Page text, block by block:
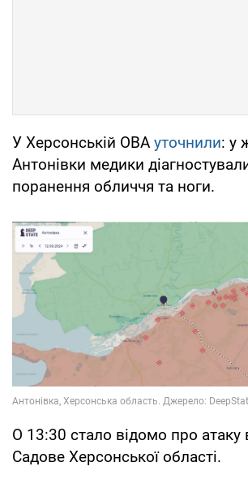
У Херсонській ОВА уточнили: у
Антонівки медики
поранення обличчя та ноги.
О 13:30 стало відомо про атаку
Садове Херсонської області.